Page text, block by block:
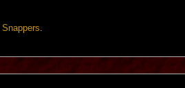
Snappers.